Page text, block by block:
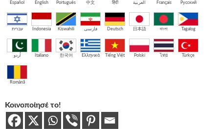
Español English Português 中文 हिंदी العربية Français Русский
עברית Indonesia Kiswahili فارسی Deutsch 日本語 বাংলা Tagalog
اُردو Italiano 한국어 Ελληνικά Tiếng Việt Polski ไทย Türkçe
Română
Κοινοποίησέ το!